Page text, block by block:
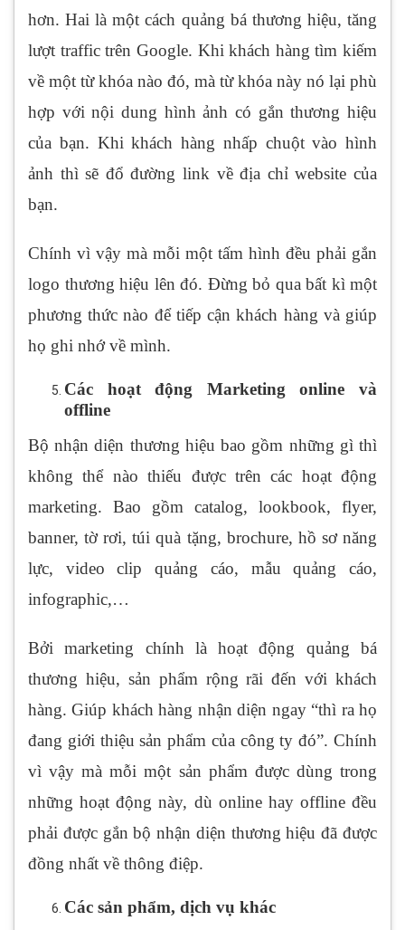
hơn. Hai là một cách quảng bá thương hiệu, tăng
lượt traffic trên Google. Khi khách hàng tìm kiếm
về một từ khóa nào đó, mà từ khóa này nó lại phù
hợp với nội dung hình ảnh có gắn thương hiệu
của bạn. Khi khách hàng nhấp chuột vào hình
ảnh thì sẽ đổ đường link về địa chỉ website của
bạn.
Chính vì vậy mà mỗi một tấm hình đều phải gắn
logo thương hiệu lên đó. Đừng bỏ qua bất kì một
phương thức nào để tiếp cận khách hàng và giúp
họ ghi nhớ về mình.
Các hoạt động Marketing online và
offline
Bộ nhận diện thương hiệu bao gồm những gì thì
không thể nào thiếu được trên các hoạt động
marketing. Bao gồm catalog, lookbook, flyer,
banner, tờ rơi, túi quà tặng, brochure, hồ sơ năng
lực, video clip quảng cáo, mẫu quảng cáo,
infographic,…
Bởi marketing chính là hoạt động quảng bá
thương hiệu, sản phẩm rộng rãi đến với khách
hàng. Giúp khách hàng nhận diện ngay “thì ra họ
đang giới thiệu sản phẩm của công ty đó”. Chính
vì vậy mà mỗi một sản phẩm được dùng trong
những hoạt động này, dù online hay offline đều
phải được gắn bộ nhận diện thương hiệu đã được
đồng nhất về thông điệp.
Các sản phẩm, dịch vụ khác